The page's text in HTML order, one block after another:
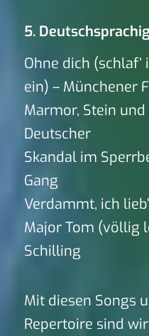
5.
Ohne dich
ein) – Münchener
Marmor, Stein
Deutscher
Skandal im
Gang
Verdammt, ich
Major Tom (völlig
Schilling
Mit diesen Songs
Repertoire sind